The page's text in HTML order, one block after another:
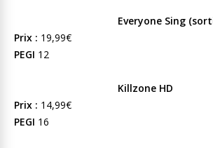
Everyone Sing
Prix : 19,99€
PEGI 12
Killzone HD
Prix : 14,99€
PEGI 16